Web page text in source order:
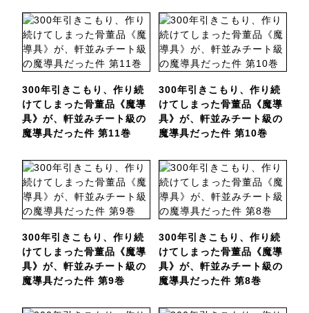
300年引きこもり、作り続
けてしまった骨董品《魔導
具》が、軒並みチート級の
魔導具だった件 第11巻
300年引きこもり、作り続
けてしまった骨董品《魔導
具》が、軒並みチート級の
魔導具だった件 第10巻
300年引きこもり、作り続
けてしまった骨董品《魔導
具》が、軒並みチート級の
魔導具だった件 第9巻
300年引きこもり、作り続
けてしまった骨董品《魔導
具》が、軒並みチート級の
魔導具だった件 第8巻